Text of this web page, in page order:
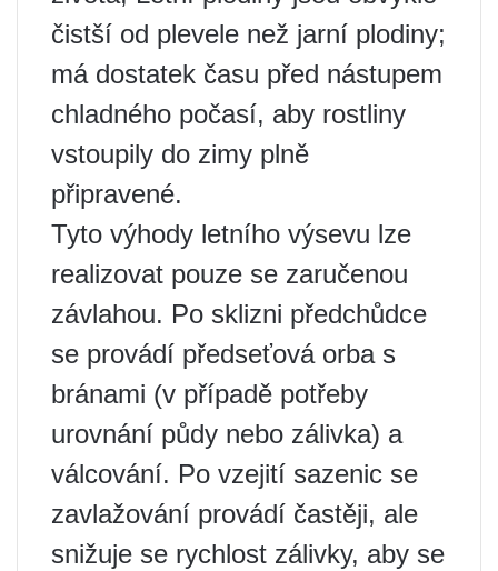
čistší od plevele než jarní plodiny;
má dostatek času před nástupem
chladného počasí, aby rostliny
vstoupily do zimy plně
připravené.
Tyto výhody letního výsevu lze
realizovat pouze se zaručenou
závlahou. Po sklizni předchůdce
se provádí předseťová orba s
bránami (v případě potřeby
urovnání půdy nebo zálivka) a
válcování. Po vzejití sazenic se
zavlažování provádí častěji, ale
snižuje se rychlost zálivky, aby se